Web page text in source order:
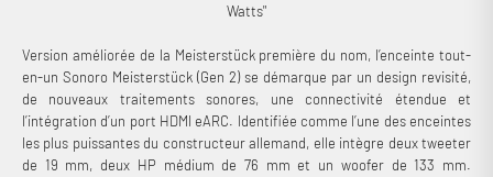
Watts"
Version améliorée de la Meisterstück première du nom, l’enceinte tout-
en-un Sonoro Meisterstück (Gen 2) se démarque par un design revisité,
de nouveaux traitements sonores, une connectivité étendue et
l’intégration d’un port HDMI eARC. Identifiée comme l’une des enceintes
les plus puissantes du constructeur allemand, elle intègre deux tweeter
de 19 mm, deux HP médium de 76 mm et un woofer de 133 mm.